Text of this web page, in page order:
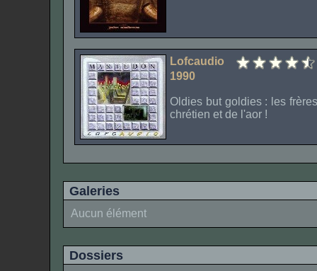
Lofcaudio
1990
Oldies but goldies : les
chrétien et de l'aor !
Galeries
Aucun élément
Dossiers